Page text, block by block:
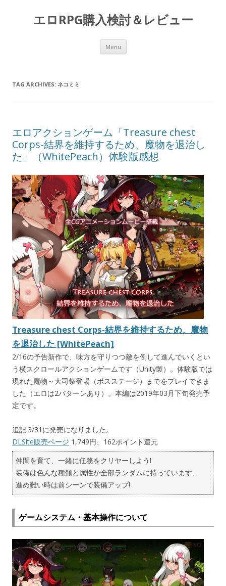
エロRPG購入検討＆レビュー
Menu Skip to content
TAG ARCHIVES: ネコミミ
エロアクションゲーム「Treasure chest
Corps-結界を維持するため、魔物を退治し
た」（WhitePeach）体験版感想
Treasure chest Corps-結界を維持するため、魔物
を退治した [WhitePeach]
2/16の予告新作で、味方を守りつつ敵を倒して進んでいくとい
う横スクロールアクションゲームです（Unity製）。体験版では
現れた魔物～大司祭登場（ボスステージ）までをプレイできま
した（エロは2パターンあり）。本編は2019年03月下旬発売予
定です。
追記:3/31に発売になりました。
DLSite販売ページ 1,749円、162ポイント還元
仲間を育て、一緒に任務をクリヤーしよう!
装備は色んな種類と属性か全部ランダムに持っています、
進め難い時は前シーンで装備アップ!
ゲームシステム・基本操作について